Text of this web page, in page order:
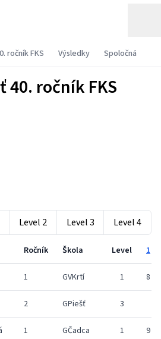
ročník FKS Výsledky Spoločná
40. ročník FKS
Level 2 Level 3 Level 4
Ročník Škola Level 1
1 GVKrtí 1 8
2 GPiešť 3
1 GČadca 1 9